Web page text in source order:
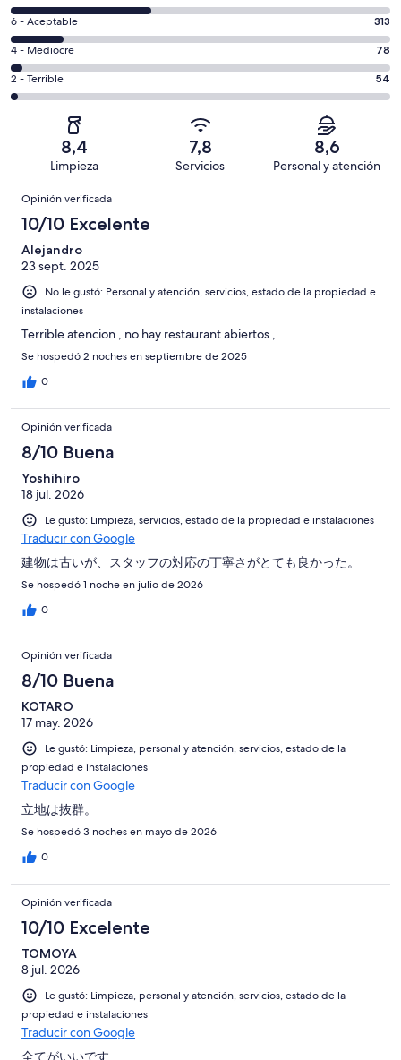
Excelente.
961
de
2235
opiniones
8
-
Bueno.
829
de
opiniones
Evaluación:
6
-
Aceptable.
313
opiniones
6 - Aceptable 313
Evaluación:
4
-
4 - Mediocre 78
Evaluación:
2
2235
2 - Terrible 54
8,4
Limpieza
7,8
Servicios
8,6
Personal y atención
Opiniones
Opinión verificada
10/10 Excelente
Alejandro
23 sept. 2025
No le gustó: Personal y atención, servicios, estado de la propiedad e
instalaciones
Terrible atencion , no hay restaurant abiertos ,
Se hospedó 2 noches en septiembre de 2025
0
Opinión verificada
8/10 Buena
Yoshihiro
18 jul. 2026
Le gustó: Limpieza, servicios, estado de la propiedad e instalaciones
Traducir con Google
建物は古いが、スタッフの対応の丁寧さがとても良かった。
Se hospedó 1 noche en julio de 2026
0
Opinión verificada
8/10 Buena
KOTARO
17 may. 2026
Le gustó: Limpieza, personal y atención, servicios, estado de la
propiedad e instalaciones
Traducir con Google
立地は抜群。
Se hospedó 3 noches en mayo de 2026
0
Opinión verificada
10/10 Excelente
TOMOYA
8 jul. 2026
Le gustó: Limpieza, personal y atención, servicios, estado de la
propiedad e instalaciones
Traducir con Google
全てがいいです